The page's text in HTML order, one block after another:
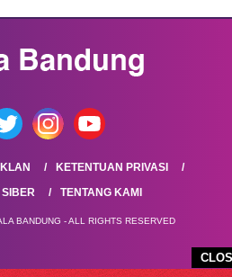
KETENTUAN PRIVASI
TENTANG KAMI
BANDUNG - ALL RIGHTS RESERVED